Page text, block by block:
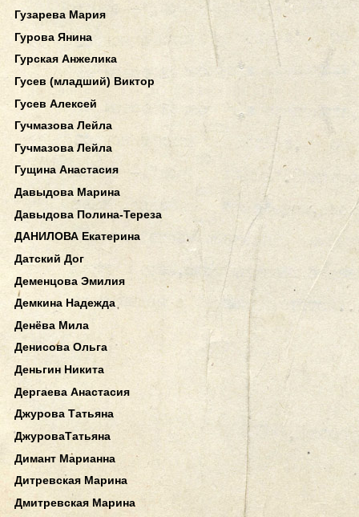
Гузарева Мария
Гурова Янина
Гурская Анжелика
Гусев (младший) Виктор
Гусев Алексей
Гучмазова Лейла
Гучмазова Лейла
Гущина Анастасия
Давыдова Марина
Давыдова Полина-Тереза
ДАНИЛОВА Екатерина
Датский Дог
Деменцова Эмилия
Демкина Надежда
Денёва Мила
Денисова Ольга
Деньгин Никита
Дергаева Анастасия
Джурова Татьяна
ДжуроваТатьяна
Димант Марианна
Дитревская Марина
Дмитревская Марина